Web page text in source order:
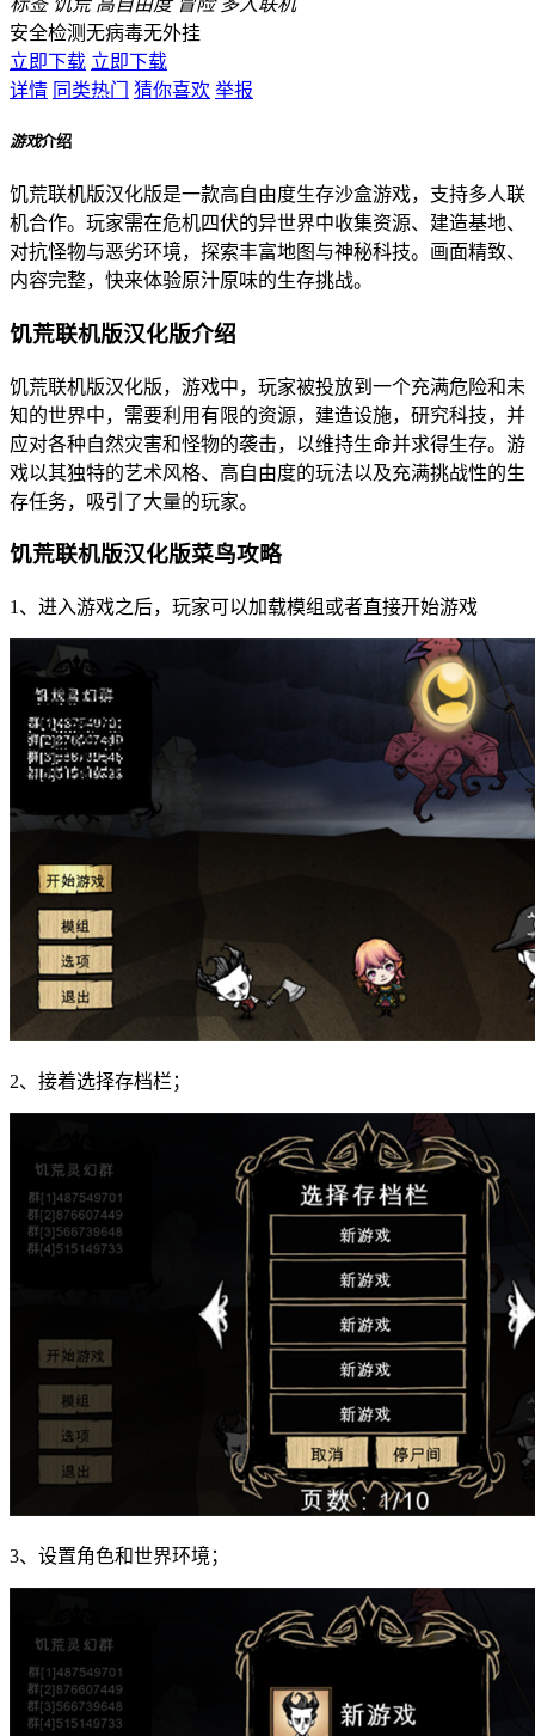
安全检测无病毒无外挂
立即下载 立即下载
详情 同类热门 猜你喜欢 举报
游戏介绍
饥荒联机版汉化版是一款高自由度生存沙盒游戏，支持多人联
机合作。玩家需在危机四伏的异世界中收集资源、建造基地、
对抗怪物与恶劣环境，探索丰富地图与神秘科技。画面精致、
内容完整，快来体验原汁原味的生存挑战。
饥荒联机版汉化版介绍
饥荒联机版汉化版，游戏中，玩家被投放到一个充满危险和未
知的世界中，需要利用有限的资源，建造设施，研究科技，并
应对各种自然灾害和怪物的袭击，以维持生命并求得生存。游
戏以其独特的艺术风格、高自由度的玩法以及充满挑战性的生
存任务，吸引了大量的玩家。
饥荒联机版汉化版菜鸟攻略
1、进入游戏之后，玩家可以加载模组或者直接开始游戏
2、接着选择存档栏；
3、设置角色和世界环境；